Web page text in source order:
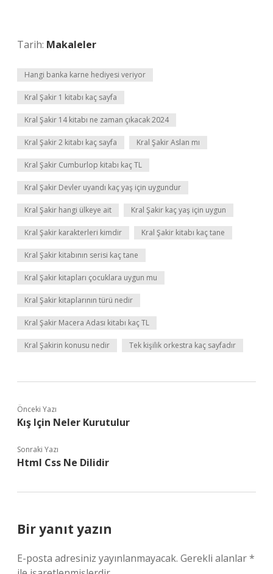
Tarih: Makaleler
Hangi banka karne hediyesi veriyor
Kral Şakir 1 kitabı kaç sayfa
Kral Şakir 14 kitabı ne zaman çıkacak 2024
Kral Şakir 2 kitabı kaç sayfa Kral Şakir Aslan mı
Kral Şakir Cumburlop kitabı kaç TL
Kral Şakir Devler uyandı kaç yaş için uygundur
Kral Şakir hangi ülkeye ait Kral Şakir kaç yaş için uygun
Kral Şakir karakterleri kimdir Kral Şakir kitabı kaç tane
Kral Şakir kitabının serisi kaç tane
Kral Şakir kitapları çocuklara uygun mu
Kral Şakir kitaplarının türü nedir
Kral Şakir Macera Adası kitabı kaç TL
Kral Şakirin konusu nedir Tek kişilik orkestra kaç sayfadır
Önceki Yazı
Kış Için Neler Kurutulur
Sonraki Yazı
Html Css Ne Dilidir
Bir yanıt yazın
E-posta adresiniz yayınlanmayacak. Gerekli alanlar*